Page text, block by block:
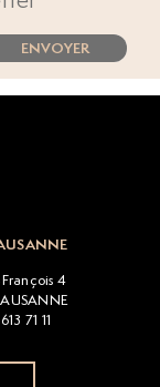
ENVOYER
4
71 11